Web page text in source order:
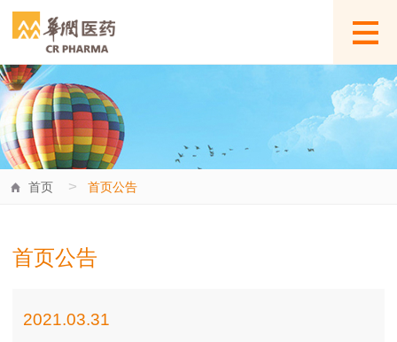
首页 > 首页公告
首页公告
2021.03.31